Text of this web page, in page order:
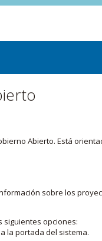
Abierto. Está
sobre los
siguientes opciones:
la portada del sistema.